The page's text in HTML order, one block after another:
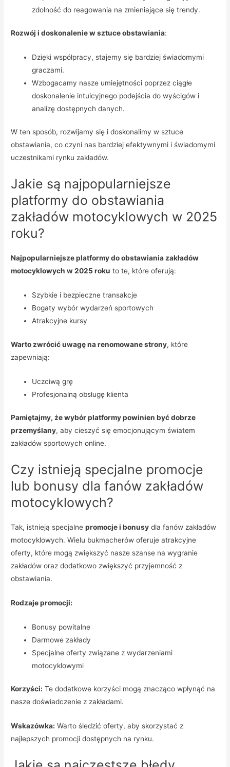
zdolność do reagowania na zmieniające się trendy.
Rozwój i doskonalenie w sztuce obstawiania:
Dzięki współpracy, stajemy się bardziej świadomymi
graczami.
Wzbogacamy nasze umiejętności poprzez ciągłe
doskonalenie intuicyjnego podejścia do wyścigów i
analizę dostępnych danych.
W ten sposób, rozwijamy się i doskonalimy w sztuce
obstawiania, co czyni nas bardziej efektywnymi i świadomymi
uczestnikami rynku zakładów.
Jakie są najpopularniejsze
platformy do obstawiania
zakładów motocyklowych w 2025
roku?
Najpopularniejsze platformy do obstawiania zakładów
motocyklowych w 2025 roku to te, które oferują:
Szybkie i bezpieczne transakcje
Bogaty wybór wydarzeń sportowych
Atrakcyjne kursy
Warto zwrócić uwagę na renomowane strony, które
zapewniają:
Uczciwą grę
Profesjonalną obsługę klienta
Pamiętajmy, że wybór platformy powinien być dobrze
przemyślany, aby cieszyć się emocjonującym światem
zakładów sportowych online.
Czy istnieją specjalne promocje
lub bonusy dla fanów zakładów
motocyklowych?
Tak, istnieją specjalnepromocje i bonusy dla fanów zakładów
motocyklowych. Wielu bukmacherów oferuje atrakcyjne
oferty, które mogą zwiększyć nasze szanse na wygranie
zakładów oraz dodatkowo zwiększyć przyjemność z
obstawiania.
Rodzaje promocji:
Bonusy powitalne
Darmowe zakłady
Specjalne oferty związane z wydarzeniami
motocyklowymi
Korzyści: Te dodatkowe korzyści mogą znacząco wpłynąć na
nasze doświadczenie z zakładami.
Wskazówka: Warto śledzić oferty, aby skorzystać z
najlepszych promocji dostępnych na rynku.